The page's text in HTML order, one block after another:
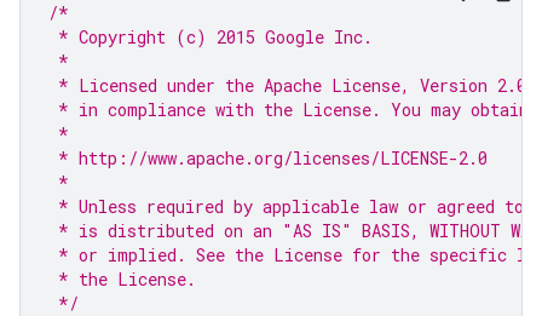
/*
* Copyright (c) 2015 Google Inc.
*
* Licensed under the Apache License, Version
* in compliance with the License. You may
*
* http://www.apache.org/licenses/LICENSE-2.0
*
* Unless required by applicable law or agreed
* is distributed on an "AS IS" BASIS, WITHOUT
* or implied. See the License for the specific
* the License.
*/